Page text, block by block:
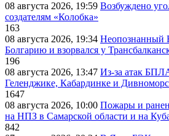
08 августа 2026, 19:59 Возбуждено
создателям «Колобка»
163
08 августа 2026, 19:34 Неопознанный
Болгарию и взорвался у
196
08 августа 2026, 13:47 Из-за атак
Геленджике, Кабардинке и
1647
08 августа 2026, 10:00 Пожары и
на НПЗ в Самарской области и на
842